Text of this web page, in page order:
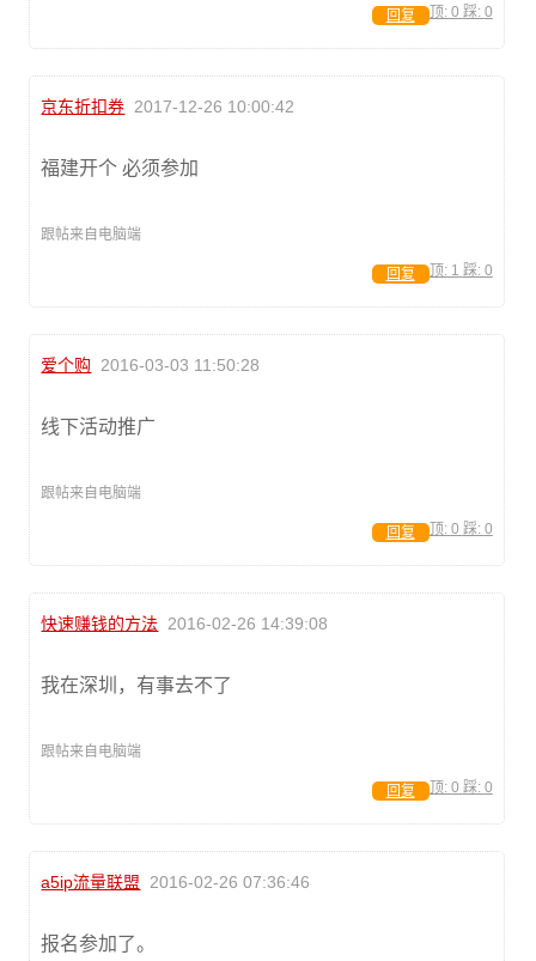
顶: 0 踩: 0
回复
京东折扣券 2017-12-26 10:00:42
福建开个 必须参加
跟帖来自电脑端
顶: 1 踩: 0
回复
爱个购 2016-03-03 11:50:28
线下活动推广
跟帖来自电脑端
顶: 0 踩: 0
回复
快速赚钱的方法 2016-02-26 14:39:08
我在深圳，有事去不了
跟帖来自电脑端
顶: 0 踩: 0
回复
a5ip流量联盟 2016-02-26 07:36:46
报名参加了。